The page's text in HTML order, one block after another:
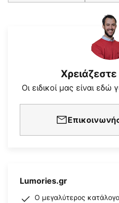
Οι ειδικοί μας είναι
Lumories.gr
Ο μεγαλύτερος